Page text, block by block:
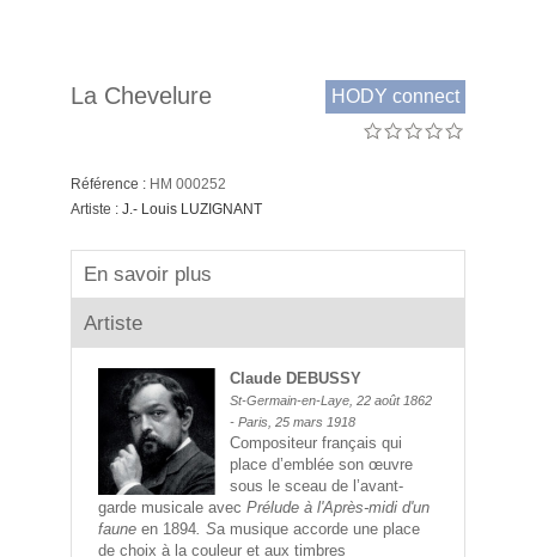
La Chevelure HODY connect
Référence : HM 000252
Artiste : J.- Louis LUZIGNANT
En savoir plus
Artiste
Claude DEBUSSY
St-Germain-en-Laye, 22 août 1862
- Paris, 25 mars 1918
Compositeur français qui
place d’emblée son œuvre
sous le sceau de l’avant-
garde musicale avec Prélude à l'Après-midi d'un
faune en 1894. Sa musique accorde une place
de choix à la couleur et aux timbres